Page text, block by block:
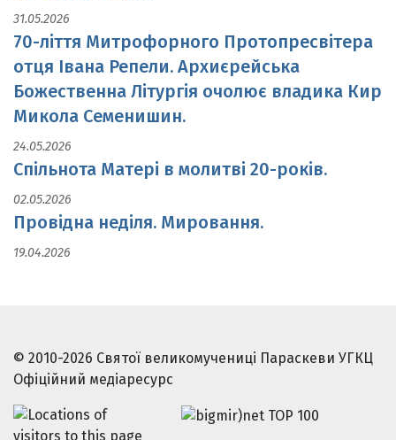
31.05.2026
70-ліття Митрофорного Протопресвітера
отця Івана Репели. Архиєрейська
Божественна Літургія очолює владика Кир
Микола Семенишин.
24.05.2026
Спільнота Матері в молитві 20-років.
02.05.2026
Провідна неділя. Мировання.
19.04.2026
© 2010-2026 Святої великомучениці Параскеви УГКЦ
Офіційний медіаресурс